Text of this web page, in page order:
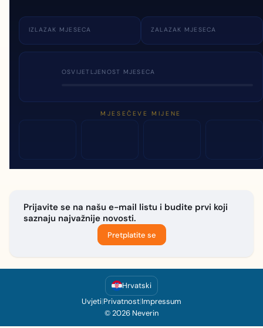
IZLAZAK MJESECA ZALAZAK MJESECA
OSVIJETLJENOST MJESECA
MJESEČEVE MIJENE
Prijavite se na našu e-mail listu i budite prvi koji
saznaju najvažnije novosti.
Pretplatite se
Hrvatski
Uvjeti|Privatnost|Impressum
© 2026 Neverin